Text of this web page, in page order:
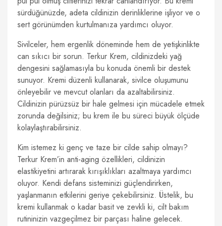
sürdüğünüzde, adeta cildinizin derinliklerine işliyor ve o
sert görünümden kurtulmanıza yardımcı oluyor.
Sivilceler, hem ergenlik döneminde hem de yetişkinlikte
can sıkıcı bir sorun. Terkur Krem, cildinizdeki yağ
dengesini sağlamasıyla bu konuda önemli bir destek
sunuyor. Kremi düzenli kullanarak, sivilce oluşumunu
önleyebilir ve mevcut olanları da azaltabilirsiniz.
Cildinizin pürüzsüz bir hale gelmesi için mücadele etmek
zorunda değilsiniz; bu krem ile bu süreci büyük ölçüde
kolaylaştırabilirsiniz.
Kim istemez ki genç ve taze bir cilde sahip olmayı?
Terkur Krem’in anti-aging özellikleri, cildinizin
elastikiyetini artırarak kırışıklıkları azaltmaya yardımcı
oluyor. Kendi defans sisteminizi güçlendirirken,
yaşlanmanın etkilerini geriye çekebilirsiniz. Üstelik, bu
kremi kullanmak o kadar basit ve zevkli ki, cilt bakım
rutininizin vazgeçilmez bir parçası haline gelecek.